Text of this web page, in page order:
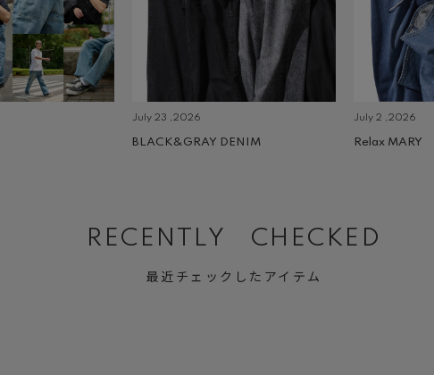
July 23 ,2026
BLACK&GRAY DENIM
July 2 ,2026
Relax MARY
RECENTLY CHECKED
最近チェックしたアイテム